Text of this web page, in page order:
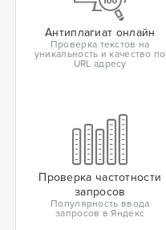
Антиплагиат онлайн
Проверка текстов на
уникальность и качество по
URL адресу
Проверка частотности
запросов
Популярность ввода
запросов в Яндекс